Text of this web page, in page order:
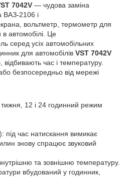
7042V — чудова заміна
ВАЗ-2106 і
вольтметр, термометр для
автомобілі. Це
серед усіх автомобільних
для автомобілів VST 7042V
час і температуру.
безпосередньо від мережі
12 і 24 годинний режим
час натискання вимикає
знову спрацює звуковий
та зовнішню температуру.
вбудований у годинник,